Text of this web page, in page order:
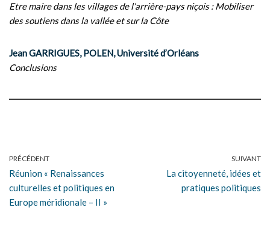
Etre maire dans les villages de l’arrière-pays niçois : Mobiliser
des soutiens dans la vallée et sur la Côte
Jean GARRIGUES, POLEN, Université d’Orléans
Conclusions
PRÉCÉDENT
Réunion « Renaissances
culturelles et politiques en
Europe méridionale – II »
SUIVANT
La citoyenneté, idées et
pratiques politiques